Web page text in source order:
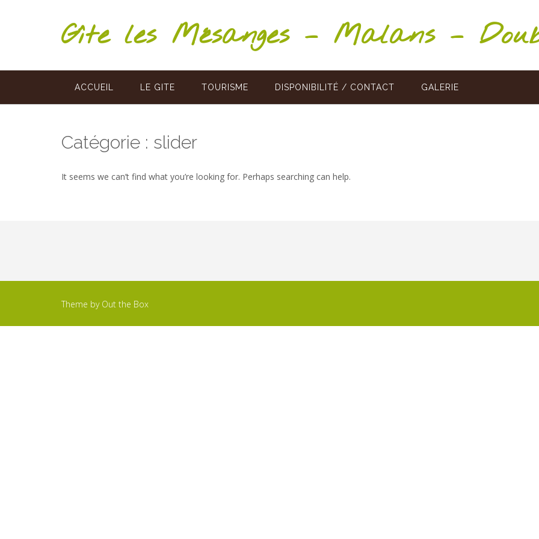
Gîte les Mésanges – Malans –
ACCUEIL LE GITE TOURISME DISPONIBILITÉ / CONTACT GALERIE
Catégorie : slider
It seems we can’t find what you’re looking for. Perhaps searching can help.
Theme by Out the Box